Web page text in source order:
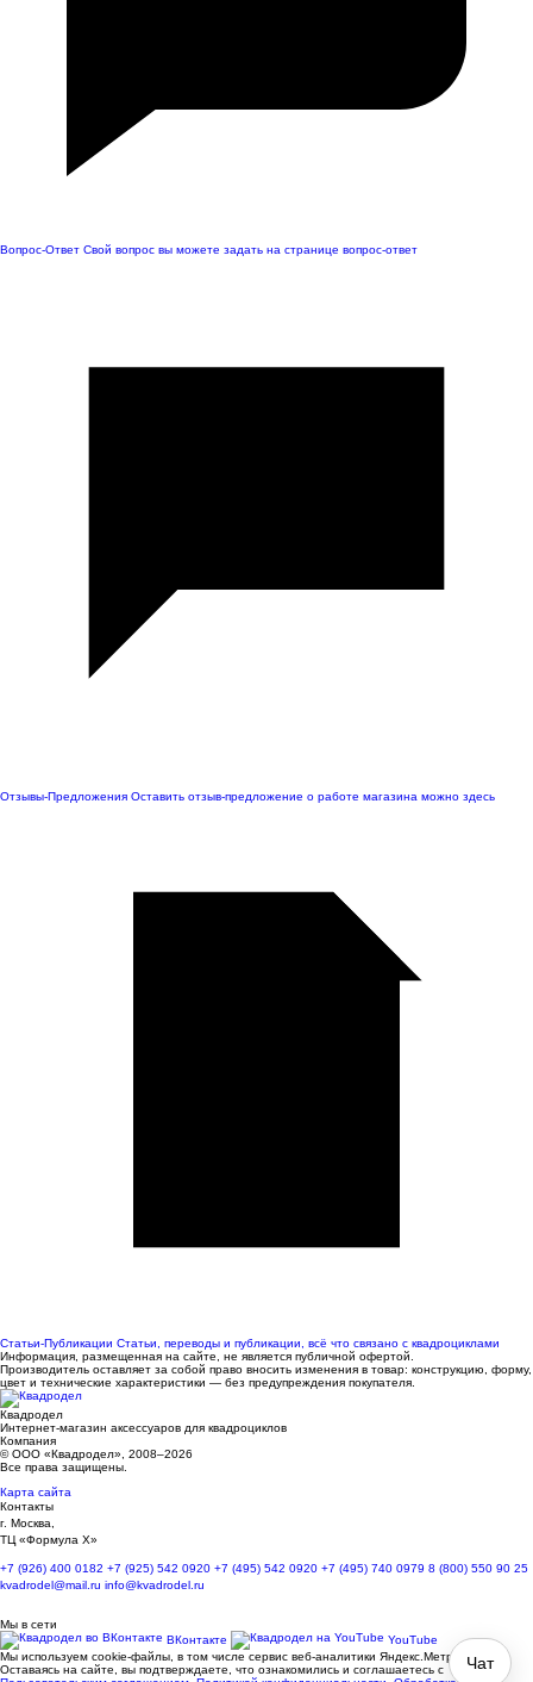
Вопрос-Ответ Свой вопрос вы можете задать на странице вопрос-ответ
Отзывы-Предложения Оставить отзыв-предложение о работе магазина можно здесь
Статьи-Публикации Статьи, переводы и публикации, всё что связано с квадроциклами
Информация, размещенная на сайте, не является публичной офертой.
Производитель оставляет за собой право вносить изменения в товар: конструкцию, форму,
цвет и технические характеристики — без предупреждения покупателя.
Квадродел
Интернет-магазин аксессуаров для квадроциклов
Компания
© ООО «Квадродел», 2008–2026
Все права защищены.
Карта сайта
Контакты
г. Москва,
ТЦ «Формула Х»
+7 (926) 400 0182 +7 (925) 542 0920 +7 (495) 542 0920 +7 (495) 740 0979 8 (800) 550 90 25
kvadrodel@mail.ru info@kvadrodel.ru
Мы в сети
ВКонтакте
YouTube
Мы используем cookie-файлы, в том числе сервис веб-аналитики Яндекс.Метрика.
Оставаясь на сайте, вы подтверждаете, что ознакомились и соглашаетесь с
Чат